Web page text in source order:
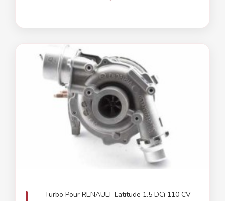
Turbo Pour RENAULT Latitude 1.5 DCi 110 CV